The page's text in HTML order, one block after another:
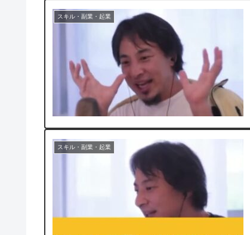
スキル・副業・起業
スキル・副業・起業